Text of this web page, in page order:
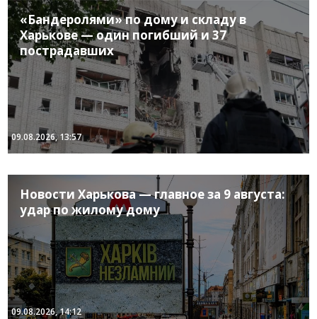
«Бандеролями» по дому и складу в
Харькове — один погибший и 37
пострадавших
09.08.2026, 13:57
Новости Харькова — главное за 9 августа:
удар по жилому дому
09.08.2026, 14:12